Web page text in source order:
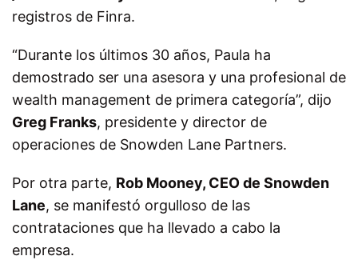
registros de Finra.
“Durante los últimos 30 años, Paula ha
demostrado ser una asesora y una profesional de
wealth management de primera categoría”, dijo
Greg Franks, presidente y director de
operaciones de Snowden Lane Partners.
Por otra parte, Rob Mooney, CEO de Snowden
Lane, se manifestó orgulloso de las
contrataciones que ha llevado a cabo la
empresa.